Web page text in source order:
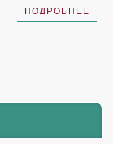
ПОДРОБНЕЕ